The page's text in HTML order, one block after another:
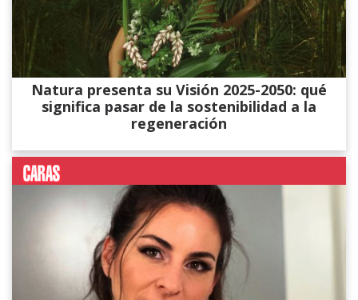
Natura presenta su Visión 2025-2050: qué
significa pasar de la sostenibilidad a la
regeneración